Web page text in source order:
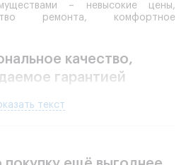
– невысокие цены,
ремонта, комфортное
качество,
гарантией
не представляет, как
связи, без интернета, других
помощью.
текст